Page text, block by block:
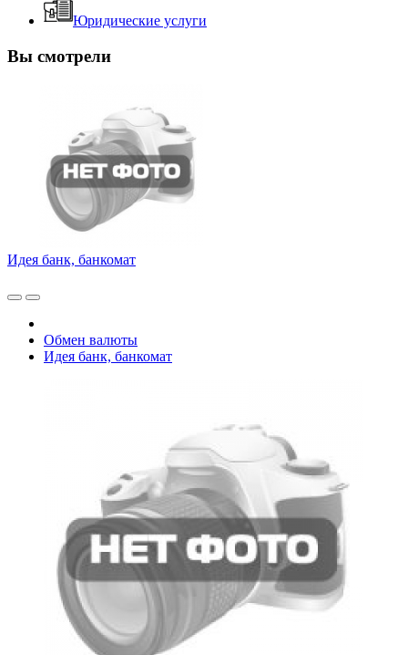
Юридические услуги
Вы смотрели
Идея банк, банкомат
Обмен валюты
Идея банк, банкомат